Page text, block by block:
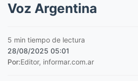
Voz Argentina
5 min tiempo de lectura
28/08/2025 05:01
Por:Editor, informar.com.ar